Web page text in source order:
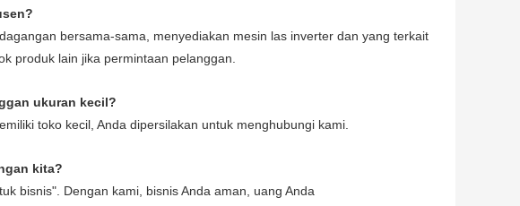
bersama-sama, menyediakan mesin las inverter dan yang terkait
produk lain jika permintaan pelanggan.
ukuran kecil?
toko kecil, Anda dipersilakan untuk menghubungi kami.
kita?
bisnis". Dengan kami, bisnis Anda aman, uang Anda